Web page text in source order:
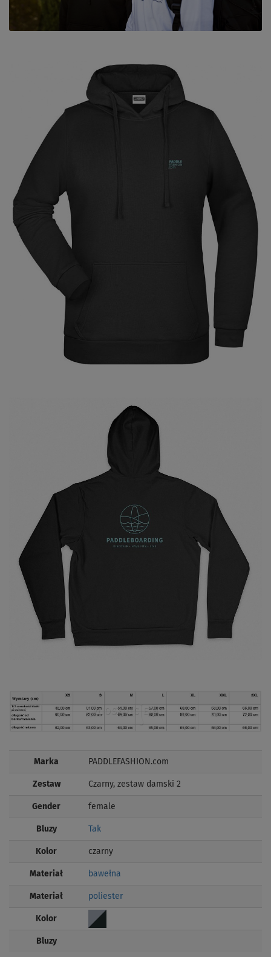
Marka PADDLEFASHION.com
Zestaw Czarny, zestaw damski 2
Gender female
Bluzy Tak
Kolor czarny
Materiał bawełna
Materiał poliester
Kolor
Bluzy